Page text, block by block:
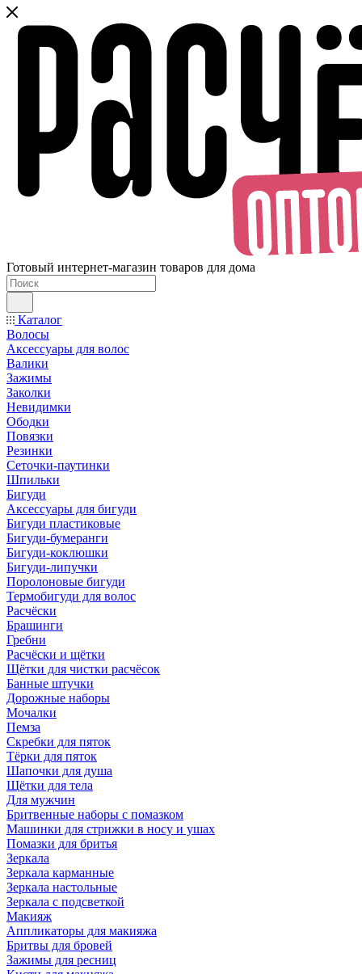
Готовый интернет-магазин товаров для дома
Каталог
Волосы
Аксессуары для волос
Валики
Зажимы
Заколки
Невидимки
Ободки
Повязки
Резинки
Сеточки-паутинки
Шпильки
Бигуди
Аксессуары для бигуди
Бигуди пластиковые
Бигуди-бумеранги
Бигуди-коклюшки
Бигуди-липучки
Поролоновые бигуди
Термобигуди для волос
Расчёски
Брашинги
Гребни
Расчёски и щётки
Щётки для чистки расчёсок
Банные штучки
Дорожные наборы
Мочалки
Пемза
Скребки для пяток
Тёрки для пяток
Шапочки для душа
Щётки для тела
Для мужчин
Бритвенные наборы с помазком
Машинки для стрижки в носу и ушах
Помазки для бритья
Зеркала
Зеркала карманные
Зеркала настольные
Зеркала с подсветкой
Макияж
Аппликаторы для макияжа
Бритвы для бровей
Зажимы для ресниц